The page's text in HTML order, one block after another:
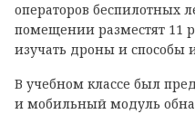
операторов беспилотных
помещении разместят 11
изучать дроны и способы
В учебном классе был
и мобильный модуль